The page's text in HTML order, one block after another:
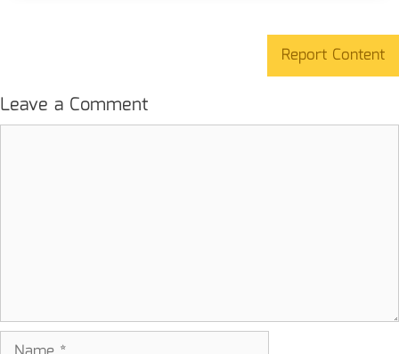
Report Content
Leave a Comment
Name